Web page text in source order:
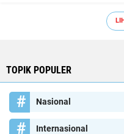
TOPIK POPULER
Nasional
Internasional